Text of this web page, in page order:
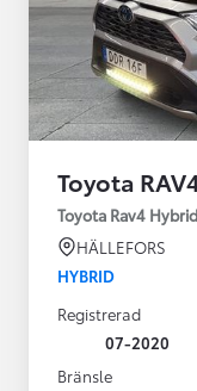
Toyota
Toyota Rav4
HÄLLEFORS
HYBRID
Registrerad
07-2020
Bränsle